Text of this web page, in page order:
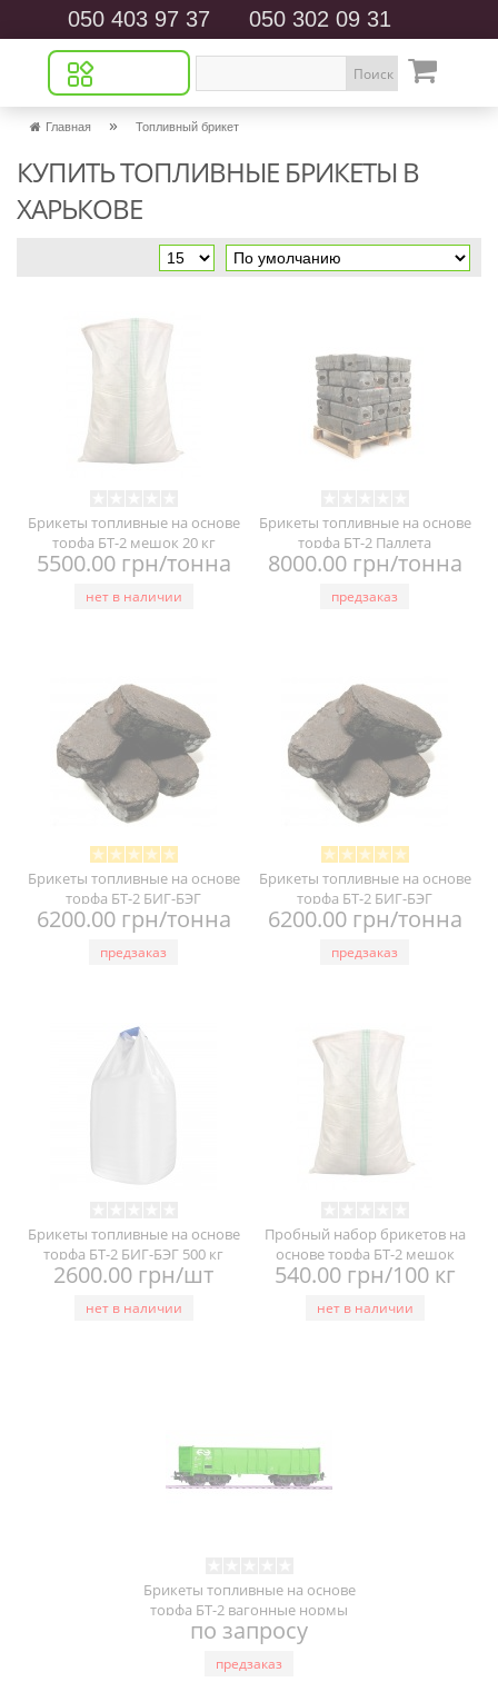
050 403 97 37 050 302 09 31
Поиск
Главная » Топливный брикет
КУПИТЬ ТОПЛИВНЫЕ БРИКЕТЫ В
ХАРЬКОВЕ
Брикеты топливные на основе
торфа БТ-2 мешок 20 кг
5500.00 грн/тонна
нет в наличии
Брикеты топливные на основе
торфа БТ-2 Паллета
8000.00 грн/тонна
предзаказ
Брикеты топливные на основе
торфа БТ-2 БИГ-БЭГ
6200.00 грн/тонна
предзаказ
Брикеты топливные на основе
торфа БТ-2 БИГ-БЭГ
6200.00 грн/тонна
предзаказ
Брикеты топливные на основе
торфа БТ-2 БИГ-БЭГ 500 кг
2600.00 грн/шт
нет в наличии
Пробный набор брикетов на
основе торфа БТ-2 мешок
540.00 грн/100 кг
нет в наличии
Брикеты топливные на основе
торфа БТ-2 вагонные нормы
по запросу
предзаказ